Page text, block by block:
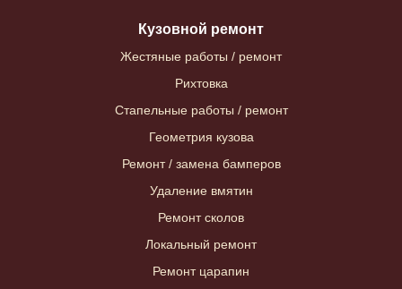
Кузовной ремонт
Жестяные работы / ремонт
Рихтовка
Стапельные работы / ремонт
Геометрия кузова
Ремонт / замена бамперов
Удаление вмятин
Ремонт сколов
Локальный ремонт
Ремонт царапин